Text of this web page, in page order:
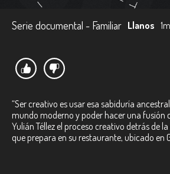
Serie documental - Familiar Llanos 1m
“Ser creativo es usar esa sabiduría
mundo moderno y poder hacer una fusión
Yulián Téllez el proceso creativo detrás de
que prepara en su restaurante, ubicado en